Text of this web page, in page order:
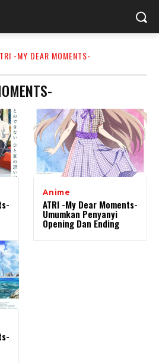
-MY DEAR MOMENTS-
Anime
ATRI -My Dear Moments-
Umumkan Penyanyi
Opening Dan Ending